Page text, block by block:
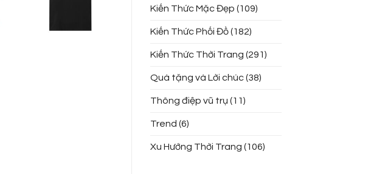
Kiến Thức Mặc Đẹp (109)
Kiến Thức Phối Đồ(182)
Kiến Thức Thời Trang (291)
Quà tặng và Lời chúc(38)
Thông điệp vũ trụ (11)
Trend (6)
Xu Hướng Thời Trang (106)